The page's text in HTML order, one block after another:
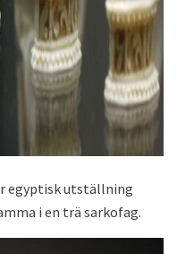
egyptisk utställning
i en trä sarkofag.